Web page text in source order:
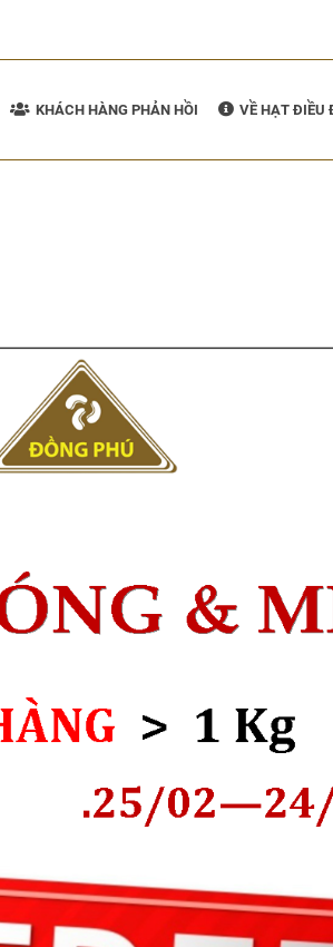
KHÁCH HÀNG PHẢN HỒI VỀ HẠT ĐIỀU